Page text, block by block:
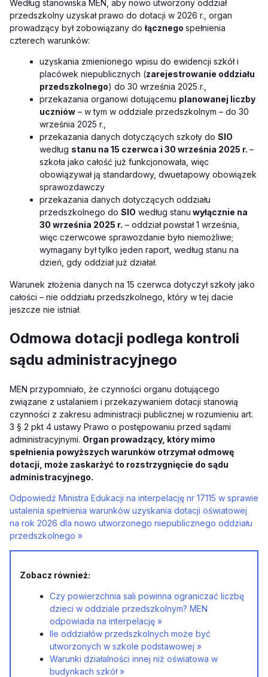
Według stanowiska MEN, aby nowo utworzony oddział
przedszkolny uzyskał prawo do dotacji w 2026 r., organ
prowadzący był zobowiązany dołącznego spełnienia
czterech warunków:
uzyskania zmienionego wpisu do ewidencji szkół i
placówek niepublicznych (zarejestrowanie oddziału
przedszkolnego) do 30 września 2025 r.,
przekazania organowi dotującemu planowanej liczby
uczniów – w tym w oddziale przedszkolnym – do 30
września 2025 r.,
przekazania danych dotyczących szkoły do SIO
według stanu na 15 czerwca i 30 września 2025 r. –
szkoła jako całość już funkcjonowała, więc
obowiązywał ją standardowy, dwuetapowy obowiązek
sprawozdawczy
przekazania danych dotyczących oddziału
przedszkolnego do SIO według stanu wyłącznie na
30 września 2025 r. – oddział powstał 1 września,
więc czerwcowe sprawozdanie było niemożliwe;
wymagany był tylko jeden raport, według stanu na
dzień, gdy oddział już działał.
Warunek złożenia danych na 15 czerwca dotyczył szkoły jako
całości – nie oddziału przedszkolnego, który w tej dacie
jeszcze nie istniał.
Odmowa dotacji podlega kontroli
sądu administracyjnego
MEN przypomniało, że czynności organu dotującego
związane z ustalaniem i przekazywaniem dotacji stanowią
czynności z zakresu administracji publicznej w rozumieniu art.
3 § 2 pkt 4 ustawy Prawo o postępowaniu przed sądami
administracyjnymi. Organ prowadzący, który mimo
spełnienia powyższych warunków otrzymał odmowę
dotacji, może zaskarżyć to rozstrzygnięcie do sądu
administracyjnego.
Odpowiedź Ministra Edukacji na interpelację nr 17115 w sprawie
ustalenia spełnienia warunków uzyskania dotacji oświatowej
na rok 2026 dla nowo utworzonego niepublicznego oddziału
przedszkolnego »
Zobacz również:
Czy powierzchnia sali powinna ograniczać liczbę
dzieci w oddziale przedszkolnym? MEN
odpowiada na interpelację »
Ile oddziałów przedszkolnych może być
utworzonych w szkole podstawowej »
Warunki działalności innej niż oświatowa w
budynkach szkół »